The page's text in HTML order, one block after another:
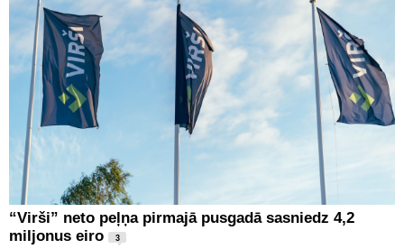
“Virši” neto peļņa pirmajā pusgadā sasniedz 4,2
miljonus eiro
3